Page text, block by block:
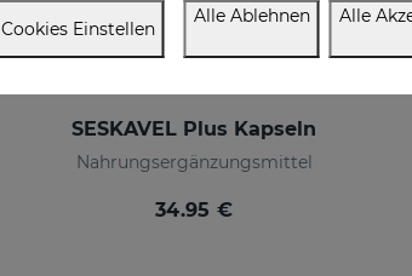
SESKAVEL Plus Kapseln
Nahrungsergänzungsmittel
34.95 €
Cookies Einstellen
Alle Ablehnen Alle